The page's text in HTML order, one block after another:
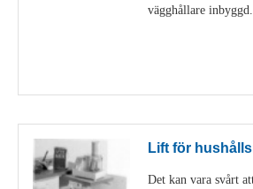
vägghållare inbyggd.
Lift för
Det kan vara svårt